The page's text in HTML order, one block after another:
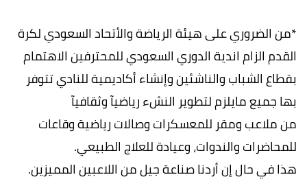
*من الضروري على هيئة الرياضة والأتحاد السعودي لكرة
القدم الزام اندية الدوري السعودي للمحترفين الاهتمام
بقطاع الشباب والناشئين وإنشاء أكاديمية للنادي تتوفر
بها جميع مايلزم لتطوير النشء رياضيآ وثقافيآ
من ملاعب ومقر للمعسكرات وصالات رياضية وقاعات
للمحاضرات والندوات، وعيادة للعلاج الطبيعي.
هذا في حال إن أردنا صناعة جيل من اللاعبين المميزين.